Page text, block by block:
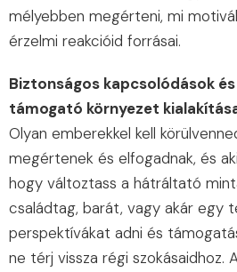
mélyebben megérteni, mi
érzelmi reakcióid forrásai.
Biztonságos kapcsolódások
támogató környezet
Olyan emberekkel kell
megértenek és elfogadnak, és
hogy változtass a hátráltató
családtag, barát, vagy akár egy
perspektívákat adni és
ne térj vissza régi szokásaidhoz.